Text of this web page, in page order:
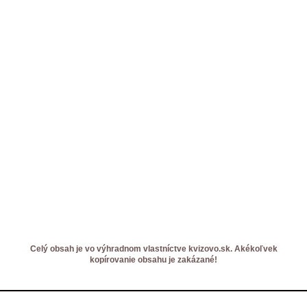
Celý obsah je vo výhradnom vlastníctve kvizovo.sk. Akékoľvek
kopírovanie obsahu je zakázané!